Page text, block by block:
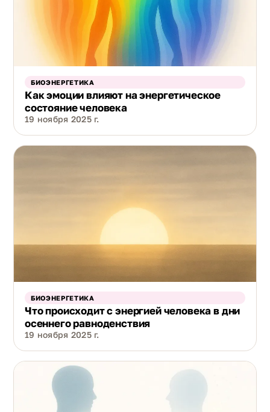
БИОЭНЕРГЕТИКА
Как эмоции влияют на энергетическое
состояние человека
19 ноября 2025 г.
БИОЭНЕРГЕТИКА
Что происходит с энергией человека в дни
осеннего равноденствия
19 ноября 2025 г.